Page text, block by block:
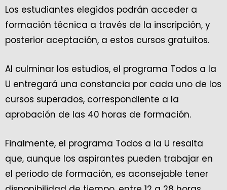
Los estudiantes elegidos podrán acceder a
formación técnica a través de la inscripción, y
posterior aceptación, a estos cursos gratuitos.
Al culminar los estudios, el programa Todos a la
U entregará una constancia por cada uno de los
cursos superados, correspondiente a la
aprobación de las 40 horas de formación.
Finalmente, el programa Todos a la U resalta
que, aunque los aspirantes pueden trabajar en
el periodo de formación, es aconsejable tener